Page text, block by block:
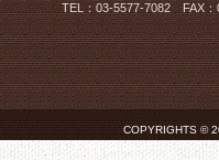
TEL：03-5577-7082 FAX：
COPYRIGHTS ©